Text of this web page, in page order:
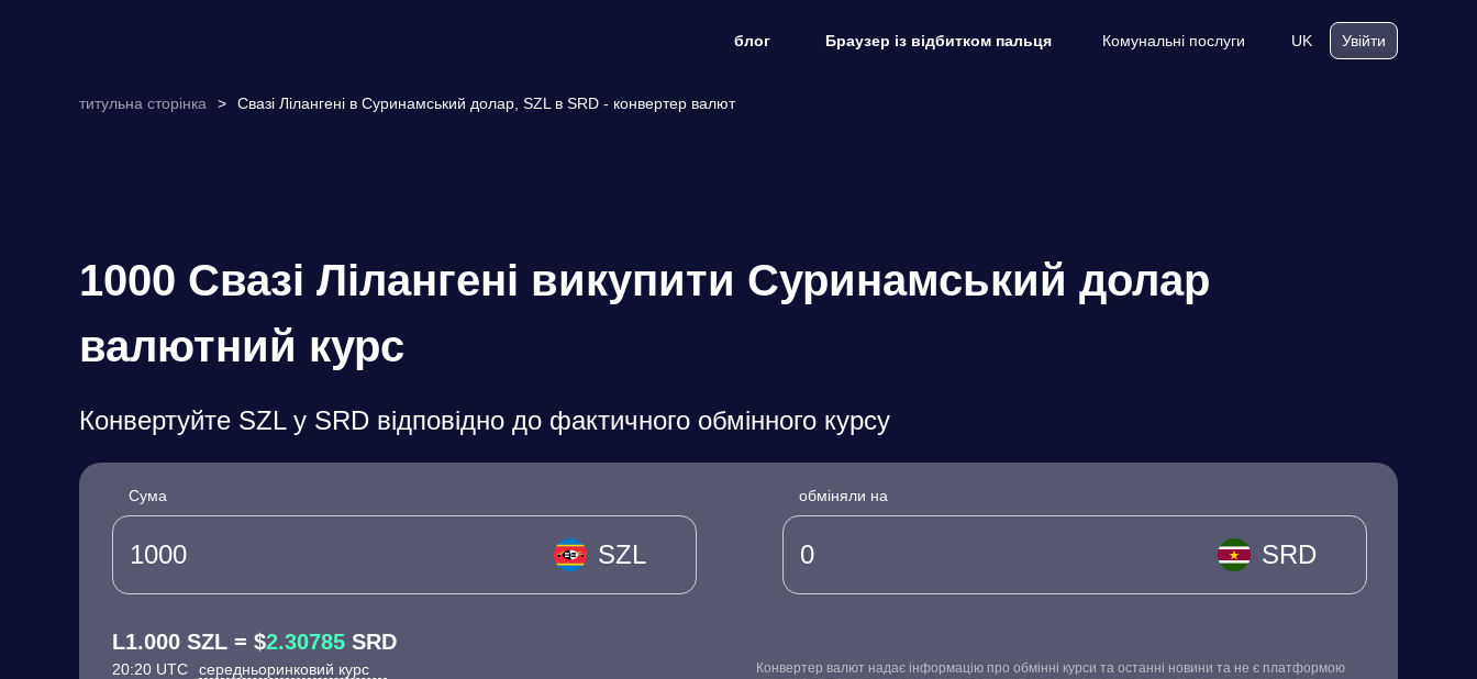
блог Браузер із відбитком пальця Комунальні послуги UK Увійти
титульна сторінка > Свазі Лілангені в Суринамський долар, SZL в SRD - конвертер валют
1000 Свазі Лілангені викупити Суринамський долар
валютний курс
Конвертуйте SZL у SRD відповідно до фактичного обмінного курсу
Сума
SZL
обміняли на
SRD
L1.000 SZL = $2.30785 SRD
20:20 UTC середньоринковий курс
Конвертер валют надає інформацію про обмінні курси та останні новини та не є платформою